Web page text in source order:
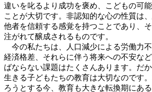
違いを叱るより成功を褒め、こどもの可
ことが大切です。非認知的な心の性質は
他者を信頼する感覚を持つことであり、
注がれて醸成されるものです。
今の私たちは、人口減少による労働力
経済格差、それらに伴う将来への不安な
ばならない課題はたくさんあります。だ
生きる子どもたちの教育は大切なのです
ろうとする今、教育も大きな転換期にあ